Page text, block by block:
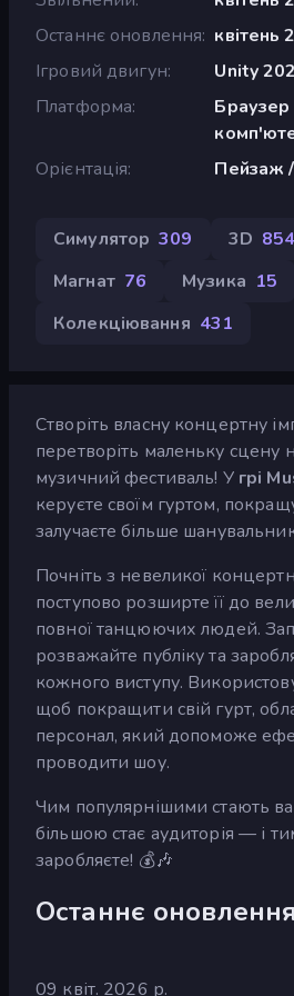
Останнє оновлення квітень
Ігровий двигун
Unity
Платформа
Орієнтація
Пейзаж
Симулятор 309 3D 854
Магнат 76 Музика 15
Колекціювання 431
Створіть власну концертну
перетворіть маленьку сцену
музичний фестиваль! У грі
керуєте своїм гуртом,
залучаєте більше
Почніть з невеликої
поступово розширте її до
повної танцюючих людей.
розважайте публіку та
кожного виступу.
щоб покращити свій гурт,
персонал, який допоможе
проводити шоу.
Чим популярнішими стають
більшою стає аудиторія — і
заробляєте! 💰🎶
Останнє оновлення
09 квіт. 2026 р.